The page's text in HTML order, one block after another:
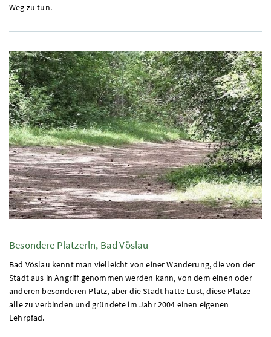
Weg zu tun.
Besondere Platzerln, Bad Vöslau
Bad Vöslau kennt man vielleicht von einer Wanderung, die von der
Stadt aus in Angriff genommen werden kann, von dem einen oder
anderen besonderen Platz, aber die Stadt hatte Lust, diese Plätze
alle zu verbinden und gründete im Jahr 2004 einen eigenen
Lehrpfad.